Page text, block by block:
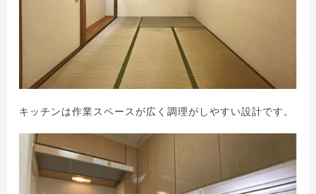
キッチンは作業スペースが広く調理がしやすい設計です。